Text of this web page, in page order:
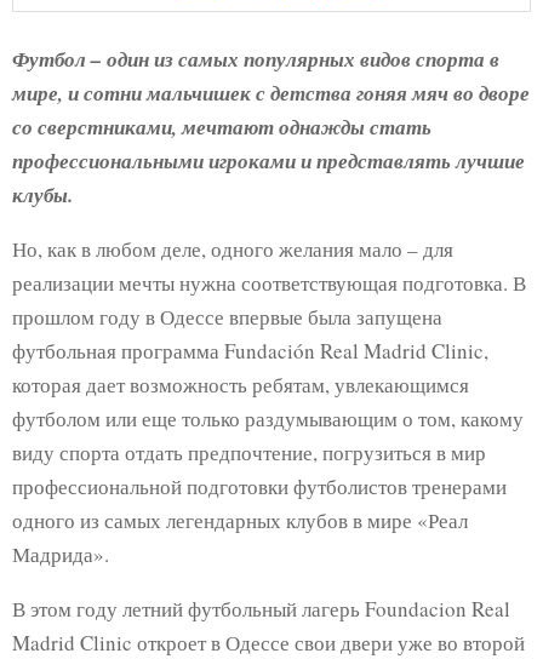
Футбол – один из самых популярных видов спорта в
мире, и сотни мальчишек с детства гоняя мяч во дворе
со сверстниками, мечтают однажды стать
профессиональными игроками и представлять лучшие
клубы.
Но, как в любом деле, одного желания мало – для
реализации мечты нужна соответствующая подготовка. В
прошлом году в Одессе впервые была запущена
футбольная программа Fundación Real Madrid Clinic,
которая дает возможность ребятам, увлекающимся
футболом или еще только раздумывающим о том, какому
виду спорта отдать предпочтение, погрузиться в мир
профессиональной подготовки футболистов тренерами
одного из самых легендарных клубов в мире «Реал
Мадрида».
В этом году летний футбольный лагерь Foundacion Real
Madrid Clinic откроет в Одессе свои двери уже во второй